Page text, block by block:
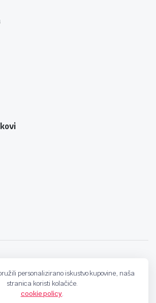
personalizirano iskustvo kupovine, naša
stranica koristi kolačiće.
cookie policy.